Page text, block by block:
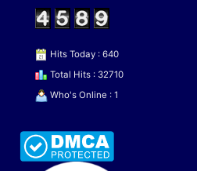
Hits Today : 640
Total Hits : 32710
Who's Online : 1